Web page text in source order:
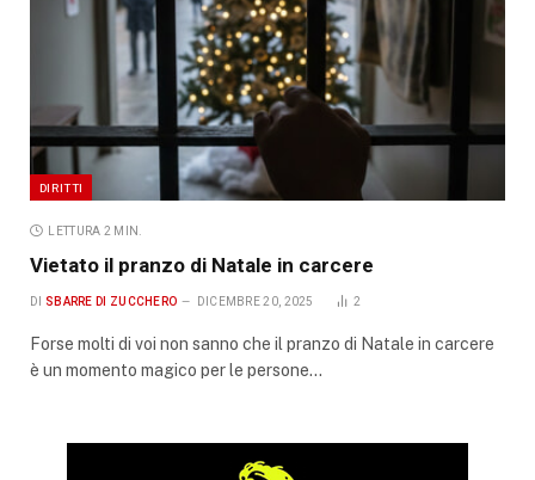
DIRITTI
LETTURA 2 MIN.
Vietato il pranzo di Natale in carcere
DI SBARRE DI ZUCCHERO DICEMBRE 20, 2025 2
Forse molti di voi non sanno che il pranzo di Natale in carcere
è un momento magico per le persone…